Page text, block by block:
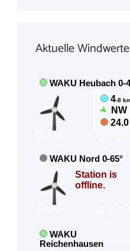
Aktuelle Windwerte